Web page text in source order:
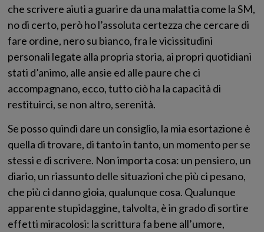
che scrivere aiuti a guarire da una malattia come la SM,
no di certo, però ho l’assoluta certezza che cercare di
fare ordine, nero su bianco, fra le vicissitudini
personali legate alla propria storia, ai propri quotidiani
stati d’animo, alle ansie ed alle paure che ci
accompagnano, ecco, tutto ciò ha la capacità di
restituirci, se non altro, serenità.
Se posso quindi dare un consiglio, la mia esortazione è
quella di trovare, di tanto in tanto, un momento per se
stessi e di scrivere. Non importa cosa: un pensiero, un
diario, un riassunto delle situazioni che più ci pesano,
che più ci danno gioia, qualunque cosa. Qualunque
apparente stupidaggine, talvolta, è in grado di sortire
effetti miracolosi: la scrittura fa bene all’umore,